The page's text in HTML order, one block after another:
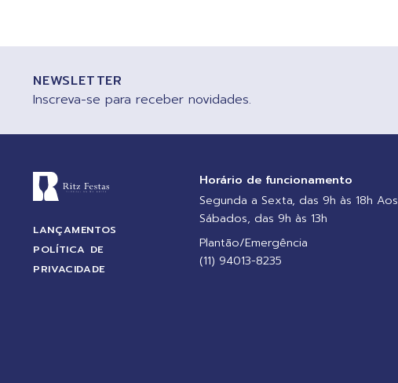
NEWSLETTER
Inscreva-se para receber novidades.
LANÇAMENTOS
POLÍTICA DE
PRIVACIDADE
Horário de funcionamento
Segunda a Sexta, das 9h às 18h Aos
Sábados, das 9h às 13h
Plantão/Emergência
(11) 94013-8235